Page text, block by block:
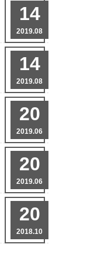
14
2019.08
14
2019.08
20
2019.06
20
2019.06
20
2018.10